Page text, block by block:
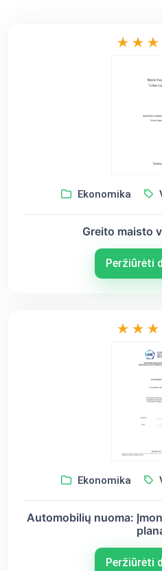
Ekonomika
Greito maisto
Peržiūrėti
Ekonomika
Automobilių nuoma:
Peržiūrėti